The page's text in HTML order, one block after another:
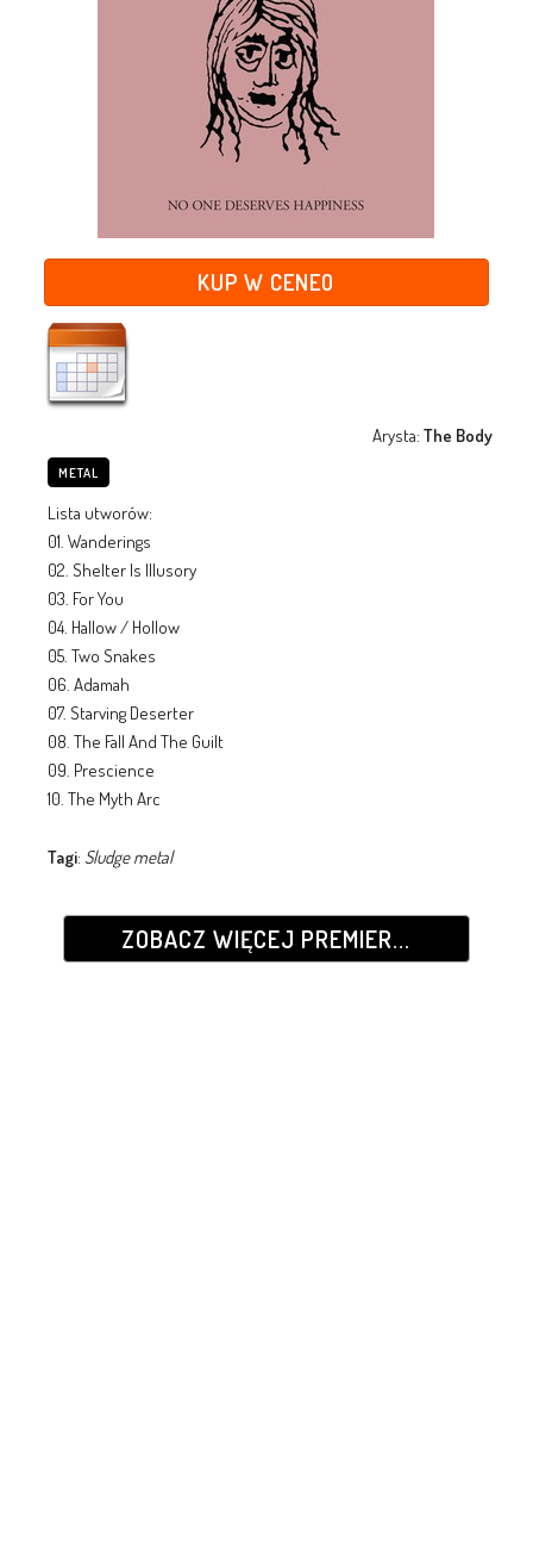
KUP W CENEO
Arysta:The Body
METAL
Lista utworów:
01. Wanderings
02. Shelter Is Illusory
03. For You
04. Hallow / Hollow
05. Two Snakes
06. Adamah
07. Starving Deserter
08. The Fall And The Guilt
09. Prescience
10. The Myth Arc
Tagi: Sludge metal
ZOBACZ WIĘCEJ PREMIER...